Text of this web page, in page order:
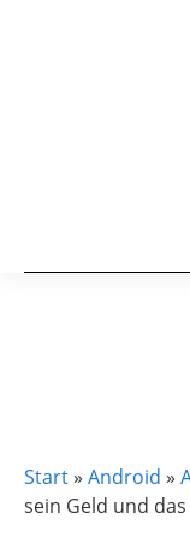
Start» Android »
sein Geld und